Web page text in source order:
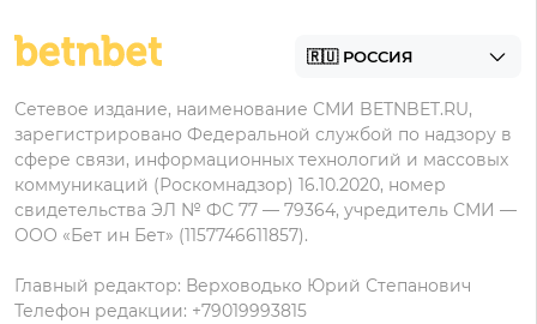
БК для ставок с мобильного
Фонбет на Андроид
Олимп на Андроид
Пользовательское соглашение
данных
Сетевое издание, наименование СМИ BETNBET.RU,
зарегистрировано Федеральной службой по надзору в
сфере связи, информационных технологий и массовых
коммуникаций (Роскомнадзор) 16.10.2020, номер
свидетельства ЭЛ № ФС 77 — 79364, учредитель СМИ —
ООО «Бет ин Бет» (1157746611857).
Главный редактор: Верховодько Юрий Степанович
Телефон редакции: +79019993815